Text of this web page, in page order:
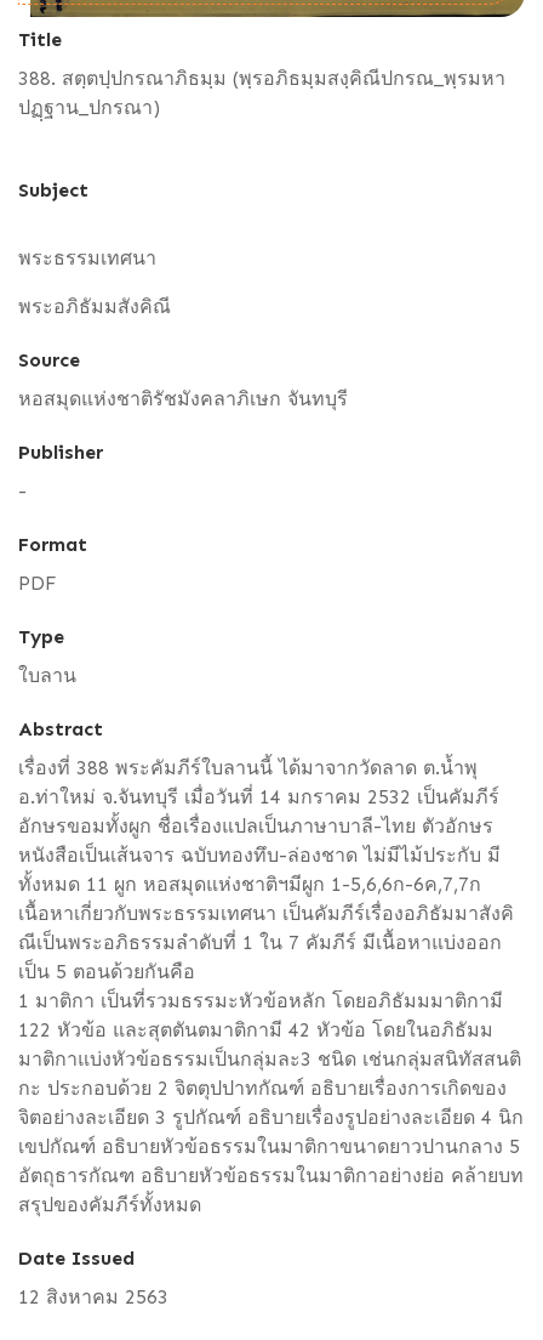
Title
388. สตฺตปฺปกรณาภิธมฺม (พฺรอภิธมฺมสงฺคิณีปกรณ_พฺรมหา
ปฏฺฐาน_ปกรณา)
Subject
พระธรรมเทศนา
พระอภิธัมมสังคิณี
Source
หอสมุดแห่งชาติรัชมังคลาภิเษก จันทบุรี
Publisher
-
Format
PDF
Type
ใบลาน
Abstract
เรื่องที่ 388 พระคัมภีร์ใบลานนี้ ได้มาจากวัดลาด ต.น้ำพุ
อ.ท่าใหม่ จ.จันทบุรี เมื่อวันที่ 14 มกราคม 2532 เป็นคัมภีร์
อักษรขอมทั้งผูก ชื่อเรื่องแปลเป็นภาษาบาลี-ไทย ตัวอักษร
หนังสือเป็นเส้นจาร ฉบับทองทึบ-ล่องชาด ไม่มีไม้ประกับ มี
ทั้งหมด 11 ผูก หอสมุดแห่งชาติฯมีผูก 1-5,6,6ก-6ค,7,7ก
เนื้อหาเกี่ยวกับพระธรรมเทศนา เป็นคัมภีร์เรื่องอภิธัมมาสังคิ
ณีเป็นพระอภิธรรมลำดับที่ 1 ใน 7 คัมภีร์ มีเนื้อหาแบ่งออก
เป็น 5 ตอนด้วยกันคือ
1 มาติกา เป็นที่รวมธรรมะหัวข้อหลัก โดยอภิธัมมมาติกามี
122 หัวข้อ และสุตตันตมาติกามี 42 หัวข้อ โดยในอภิธัมม
มาติกาแบ่งหัวข้อธรรมเป็นกลุ่มละ3 ชนิด เช่นกลุ่มสนิทัสสนติ
กะ ประกอบด้วย 2 จิตตุปปาทกัณฑ์ อธิบายเรื่องการเกิดของ
จิตอย่างละเอียด 3 รูปกัณฑ์ อธิบายเรื่องรูปอย่างละเอียด 4 นิก
เขปกัณฑ์ อธิบายหัวข้อธรรมในมาติกาขนาดยาวปานกลาง 5
อัตถุธารกัณฑ อธิบายหัวข้อธรรมในมาติกาอย่างย่อ คล้ายบท
สรุปของคัมภีร์ทั้งหมด
Date Issued
12 สิงหาคม 2563